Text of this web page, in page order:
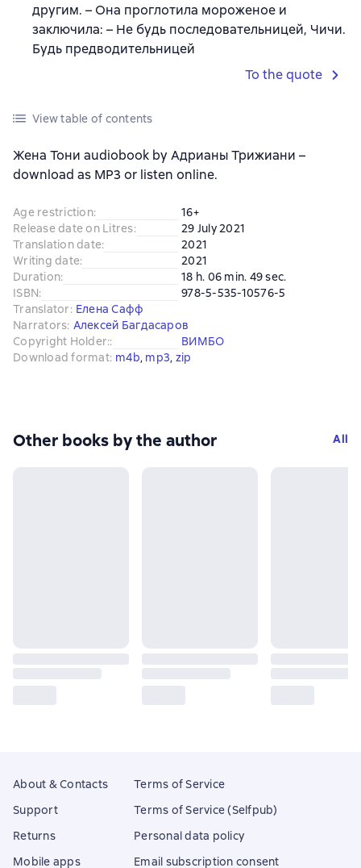
другим. – Она проглотила мороженое и
заключила: – Не будь последовательницей, Чичи.
Будь предводительницей
To the quote
View table of contents
Жена Тони audiobook by Адрианы Трижиани –
download as MP3 or listen online.
Age restriction:
16+
Release date on Litres:
29 July 2021
Translation date:
2021
Writing date:
2021
Duration:
18 h. 06 min. 49 sec.
ISBN:
978-5-535-10576-5
Translator: Елена Сафф
Narrators: Алексей Багдасаров
Copyright Holder::
ВИМБО
Download format: m4b, mp3, zip
Other books by the author All
About & Contacts
Support
Returns
Mobile apps
Terms of Service
Terms of Service (Selfpub)
Personal data policy
Email subscription consent